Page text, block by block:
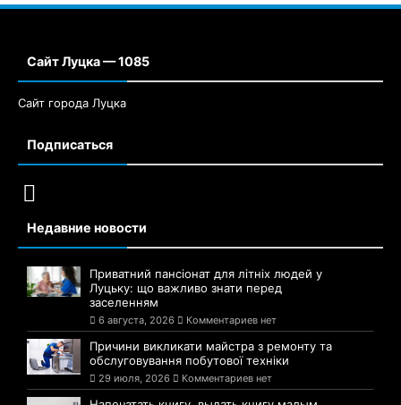
Сайт Луцка — 1085
Сайт города Луцка
Подписаться
Недавние новости
Приватний пансіонат для літніх людей у
Луцьку: що важливо знати перед
заселенням
6 августа, 2026 Комментариев нет
Причини викликати майстра з ремонту та
обслуговування побутової техніки
29 июля, 2026 Комментариев нет